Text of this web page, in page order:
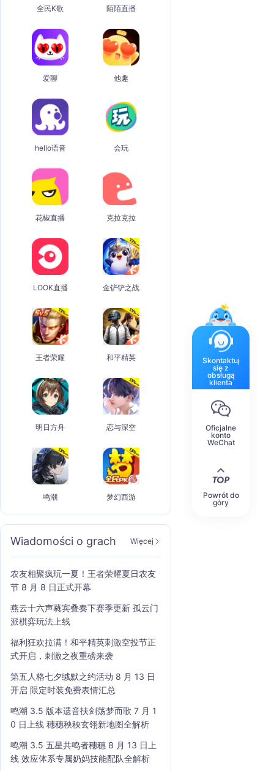
全民K歌 陌陌直播
爱聊 他趣
hello语音 会玩
花椒直播 克拉克拉
LOOK直播 金铲铲之战
王者荣耀 和平精英
明日方舟 恋与深空
鸣潮 梦幻西游
Wiadomości o grach Więcej
农友相聚疯玩一夏！王者荣耀夏日农友
节 8 月 8 日正式开幕
燕云十六声蕤宾叠奏下赛季更新 孤云门
派棋弈玩法上线
福利狂欢拉满！和平精英刺激空投节正
式开启，刺激之夜重磅来袭
第五人格七夕缄默之约活动 8 月 13 日
开启 限定时装免费表情汇总
鸣潮 3.5 版本遗音扶剑荡梦而歌 7 月 1
0 日上线 穗穗秧秧玄翎新地图全解析
鸣潮 3.5 五星共鸣者穗穗 8 月 13 日上
线 效应体系专属奶妈技能配队全解析
Skontaktuj
się z
obsługą
klienta
Oficjalne
konto
WeChat
Powrót do
góry